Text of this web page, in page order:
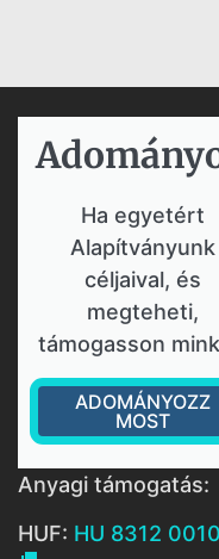
Ha egyetért
Alapítványunk
céljaival, és
megteheti,
támogasson
ADOMÁNYOZZ
MOST
Anyagi támogatás:
HUF: HU 8312